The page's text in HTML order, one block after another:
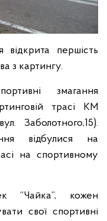
відкрита першість
з картингу.
змагання
трасі КМ
Заболотного,15).
відбулися на
на спортивному
“Чайка”, кожен
свої спортивні